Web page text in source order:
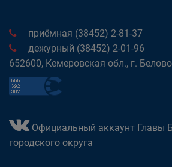
приёмная (38452) 2-81-37
дежурный (38452) 2-01-96
652600, Кемеровская обл., г.
Официальный аккаунт Главы
городского округа